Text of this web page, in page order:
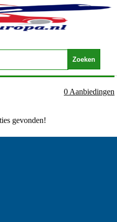
- Chur
0 Aanbiedingen
gevonden!